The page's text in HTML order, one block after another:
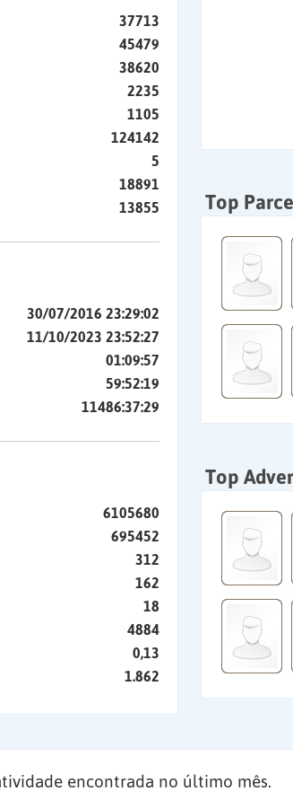
37713
45479
38620
2235
1105
124142
5
18891
13855
30/07/2016 23:29:02
11/10/2023 23:52:27
01:09:57
59:52:19
11486:37:29
6105680
695452
312
162
18
4884
0,13
1.862
Top
Top
encontrada no último mês.